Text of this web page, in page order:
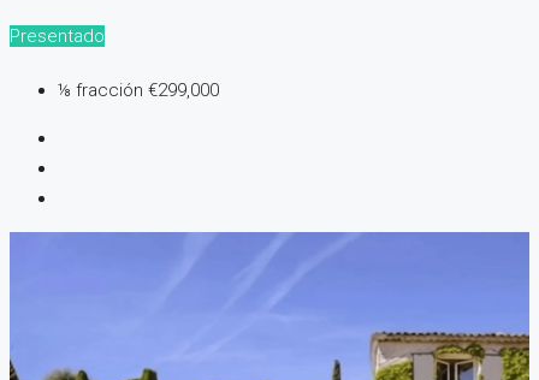
Presentado
⅛ fracción €299,000